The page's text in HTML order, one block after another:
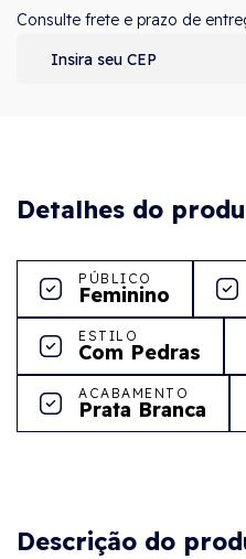
Consulte frete e prazo de
Detalhes do
PÚBLICO
Feminino
ESTILO
Com Pedras
ACABAMENTO
Prata Branca
Descrição do